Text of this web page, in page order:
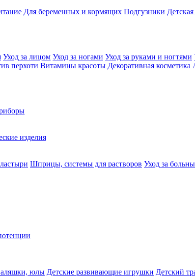
Для беременных и кормящих Подгузники
Уход за лицом Уход за ногами Уход за руками и ногтями
перхоти Витамины красоты Декоративная косметика
изделия
Шприцы, системы для растворов Уход за
юлы Детские развивающие игрушки Детский